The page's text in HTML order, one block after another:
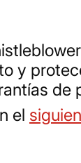
y
de
el